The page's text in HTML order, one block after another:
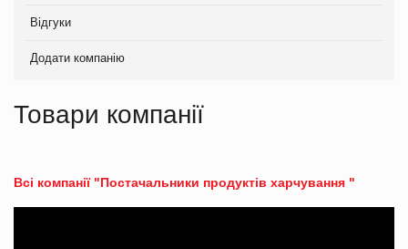
Відгуки
Додати компанію
Товари компанії
Всі компанії "Постачальники продуктів харчування "